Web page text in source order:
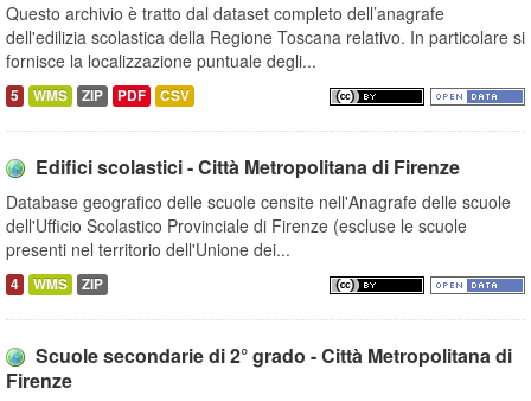
Questo archivio è tratto dal dataset completo dell’anagrafe
dell'edilizia scolastica della Regione Toscana relativo. In particolare si
fornisce la localizzazione puntuale degli...
5 WMS ZIP PDF CSV
Edifici scolastici - Città Metropolitana di Firenze
Database geografico delle scuole censite nell'Anagrafe delle scuole
dell'Ufficio Scolastico Provinciale di Firenze (escluse le scuole
presenti nel territorio dell'Unione dei...
4 WMS ZIP
Scuole secondarie di 2° grado - Città Metropolitana di
Firenze